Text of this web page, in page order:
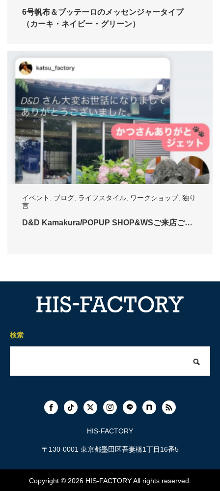
6号帆布＆ブッテーロのメッセンジャータイプ
（カーキ・ネイビー・グリーン）
イベント ブログ ライフスタイル ワークショップ, 独り
言
D&D Kamakura/POPUP SHOP&WSご来店ご…
検索
HIS-FACTORY
〒130-0001 東京都墨田区吾妻橋1丁目16番5
Copyright © 2026 HIS-FACTORYAll rights reserved.